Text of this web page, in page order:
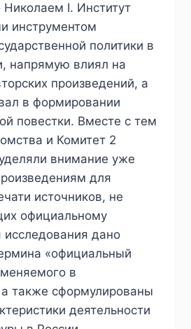
Николаем I. Институт
инструментом
политики в
напрямую влиял на
произведений, а
в формировании
повестки. Вместе с тем
и Комитет 2
внимание уже
для
источников, не
официальному
исследования дано
«официальный
в
также сформулированы
деятельности